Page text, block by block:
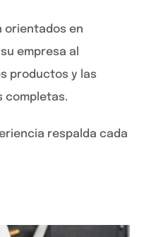
orientados en
empresa al
productos y las
completas.
respalda cada